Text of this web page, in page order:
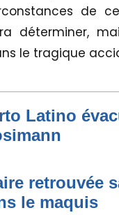
de
déterminer,
le tragique
Latino
retrouvée
le maquis